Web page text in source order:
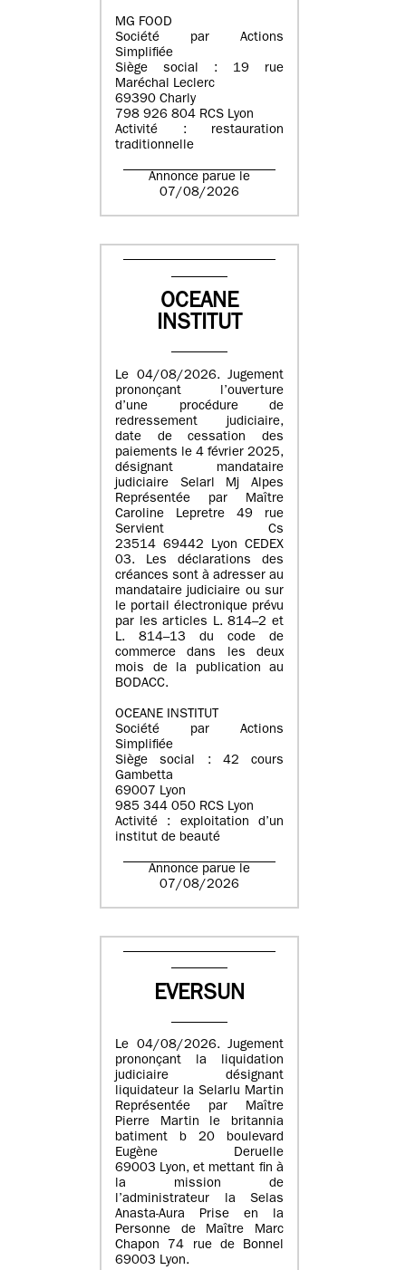
MG FOOD
Société par Actions
Simplifiée
Siège social : 19 rue
Maréchal Leclerc
69390 Charly
798 926 804 RCS Lyon
Activité : restauration
traditionnelle
Annonce parue le
07/08/2026
OCEANE
INSTITUT
Le 04/08/2026. Jugement
prononçant l’ouverture
d’une procédure de
redressement judiciaire,
date de cessation des
paiements le 4 février 2025,
désignant mandataire
judiciaire Selarl Mj Alpes
Représentée par Maître
Caroline Lepretre 49 rue
Servient Cs
23514 69442 Lyon CEDEX
03. Les déclarations des
créances sont à adresser au
mandataire judiciaire ou sur
le portail électronique prévu
par les articles L. 814–2 et
L. 814–13 du code de
commerce dans les deux
mois de la publication au
BODACC.
OCEANE INSTITUT
Société par Actions
Simplifiée
Siège social : 42 cours
Gambetta
69007 Lyon
985 344 050 RCS Lyon
Activité : exploitation d’un
institut de beauté
Annonce parue le
07/08/2026
EVERSUN
Le 04/08/2026. Jugement
prononçant la liquidation
judiciaire désignant
liquidateur la Selarlu Martin
Représentée par Maître
Pierre Martin le britannia
batiment b 20 boulevard
Eugène Deruelle
69003 Lyon, et mettant fin à
la mission de
l’administrateur la Selas
Anasta-Aura Prise en la
Personne de Maître Marc
Chapon 74 rue de Bonnel
69003 Lyon.